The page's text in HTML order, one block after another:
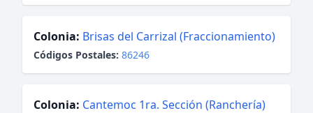
Colonia: Brisas del Carrizal (Fraccionamiento)
Códigos Postales: 86246
Colonia: Cantemoc 1ra. Sección (Ranchería)